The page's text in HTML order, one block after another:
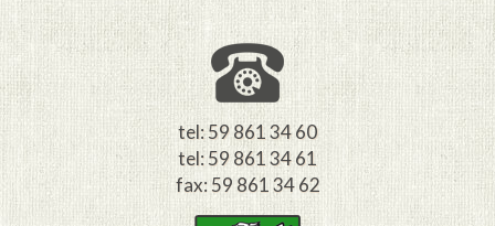
tel: 59 861 34 60
tel: 59 861 34 61
fax: 59 861 34 62